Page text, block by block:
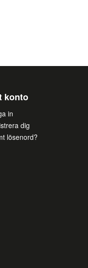
konto
in
dig
lösenord?